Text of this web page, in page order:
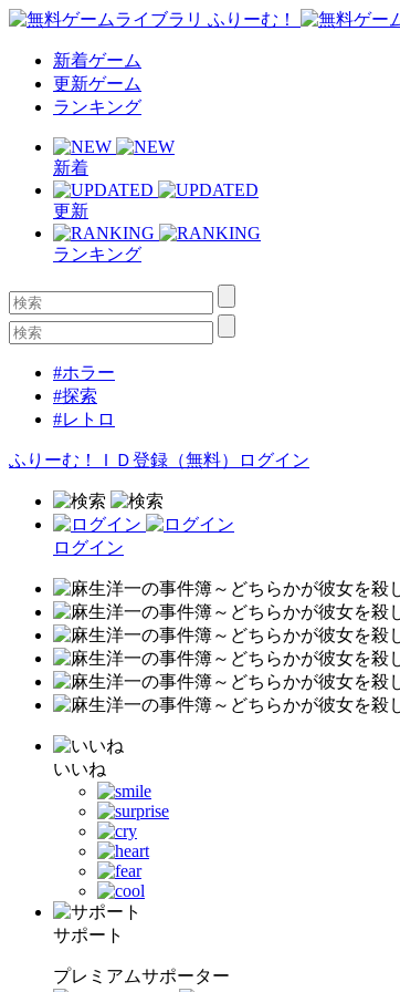
新着ゲーム
更新ゲーム
ランキング
新着
更新
ランキング
#ホラー
#探索
#レトロ
ふりーむ！ＩＤ登録（無料） ログイン
ログイン
いいね
サポート
プレミアムサポーター